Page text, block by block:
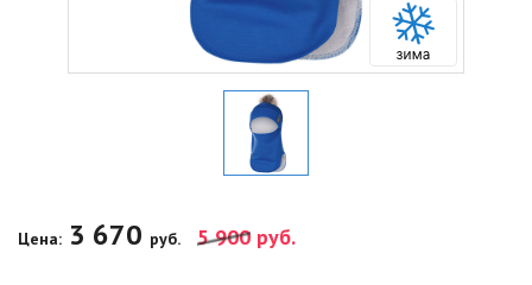
Цена: 3 670 руб. 5 900 руб.